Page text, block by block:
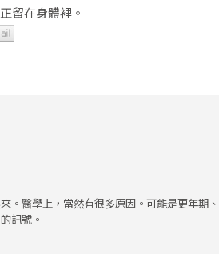
留在身體裡。
。醫學上，當然有很多原因。可能是更年期、
訊號。